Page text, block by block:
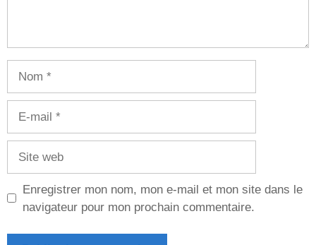
Enregistrer mon nom, mon e-mail et mon site dans le
navigateur pour mon prochain commentaire.